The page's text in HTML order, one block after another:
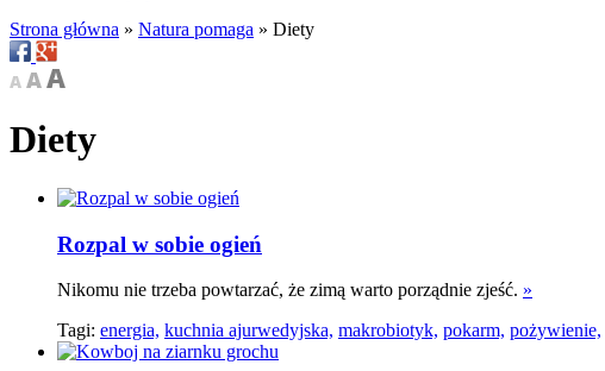
Strona główna » Natura pomaga » Diety
Diety
Rozpal w sobie ogień
Nikomu nie trzeba powtarzać, że zimą warto porządnie zjeść. »
Tagi: energia, kuchnia ajurwedyjska, makrobiotyk, pokarm, pożywienie,